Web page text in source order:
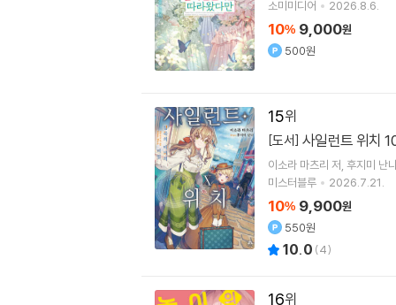
소미미디어
2026.8.6.
10% 9,000원
500원
15
[도서] 사일런트 위치
이소라 마츠리 저 후지미 난
미스터블루
2026.7.21.
10% 9,900원
550원
10.0 (4)
16